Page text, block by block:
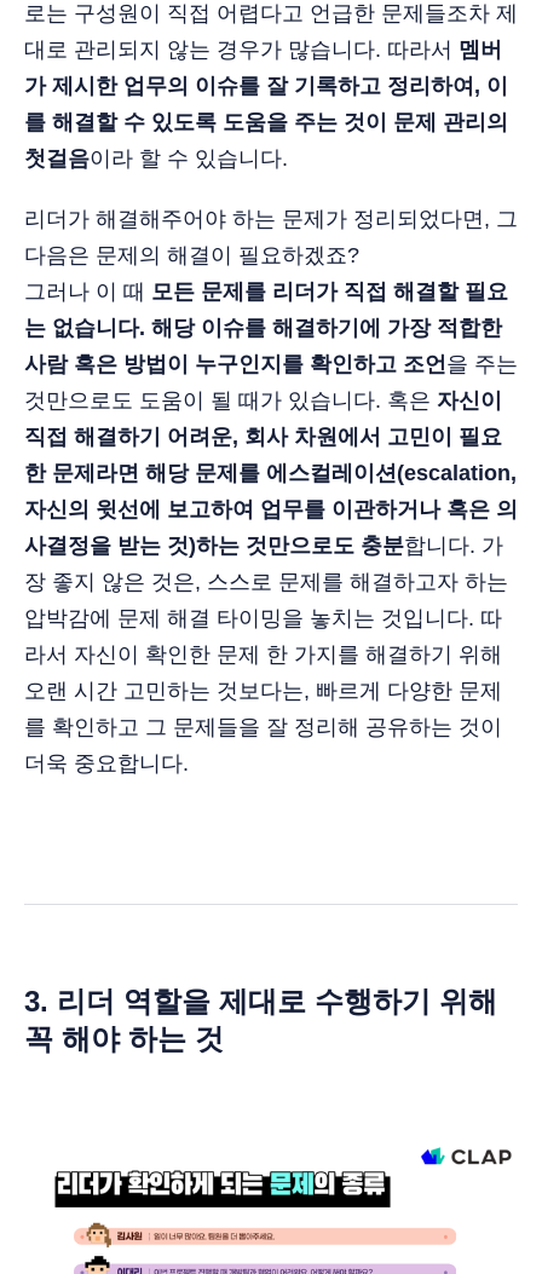
로는 구성원이 직접 어렵다고 언급한 문제들조차 제
대로 관리되지 않는 경우가 많습니다. 따라서 멤버
가 제시한 업무의 이슈를 잘 기록하고 정리하여, 이
를 해결할 수 있도록 도움을 주는 것이 문제 관리의
첫걸음이라 할 수 있습니다.
리더가 해결해주어야 하는 문제가 정리되었다면, 그
다음은 문제의 해결이 필요하겠죠?
그러나 이 때 모든 문제를 리더가 직접 해결할 필요
는 없습니다. 해당 이슈를 해결하기에 가장 적합한
사람 혹은 방법이 누구인지를 확인하고 조언을 주는
것만으로도 도움이 될 때가 있습니다. 혹은 자신이
직접 해결하기 어려운, 회사 차원에서 고민이 필요
한 문제라면 해당 문제를 에스컬레이션(escalation,
자신의 윗선에 보고하여 업무를 이관하거나 혹은 의
사결정을 받는 것)하는 것만으로도 충분합니다. 가
장 좋지 않은 것은, 스스로 문제를 해결하고자 하는
압박감에 문제 해결 타이밍을 놓치는 것입니다. 따
라서 자신이 확인한 문제 한 가지를 해결하기 위해
오랜 시간 고민하는 것보다는, 빠르게 다양한 문제
를 확인하고 그 문제들을 잘 정리해 공유하는 것이
더욱 중요합니다.
3. 리더 역할을 제대로 수행하기 위해
꼭 해야 하는 것